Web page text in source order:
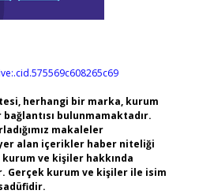
herhangi bir marka, kurum
bulunmamaktadır.
makaleler
alan içerikler haber niteliği
ve kişiler hakkında
Gerçek kurum ve kişiler ile isim